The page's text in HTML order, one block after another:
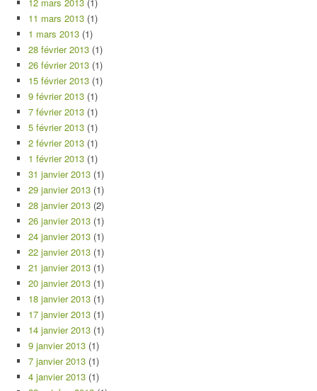
11 mars 2013 (1)
1 mars 2013 (1)
28 février 2013 (1)
26 février 2013 (1)
15 février 2013 (1)
9 février 2013 (1)
7 février 2013 (1)
5 février 2013 (1)
2 février 2013 (1)
1 février 2013 (1)
31 janvier 2013 (1)
29 janvier 2013 (1)
28 janvier 2013 (2)
26 janvier 2013 (1)
24 janvier 2013 (1)
22 janvier 2013 (1)
21 janvier 2013 (1)
20 janvier 2013 (1)
18 janvier 2013 (1)
17 janvier 2013 (1)
14 janvier 2013 (1)
9 janvier 2013 (1)
7 janvier 2013 (1)
4 janvier 2013 (1)